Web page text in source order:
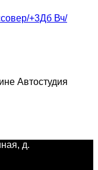
+3Дб Вч/
Автостудия
д.